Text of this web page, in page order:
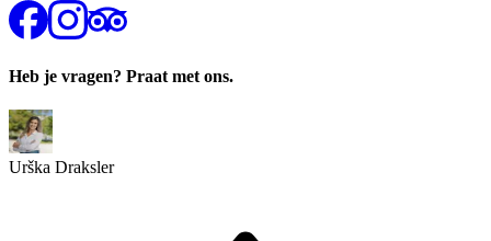
Heb je vragen? Praat met ons.
Urška Draksler